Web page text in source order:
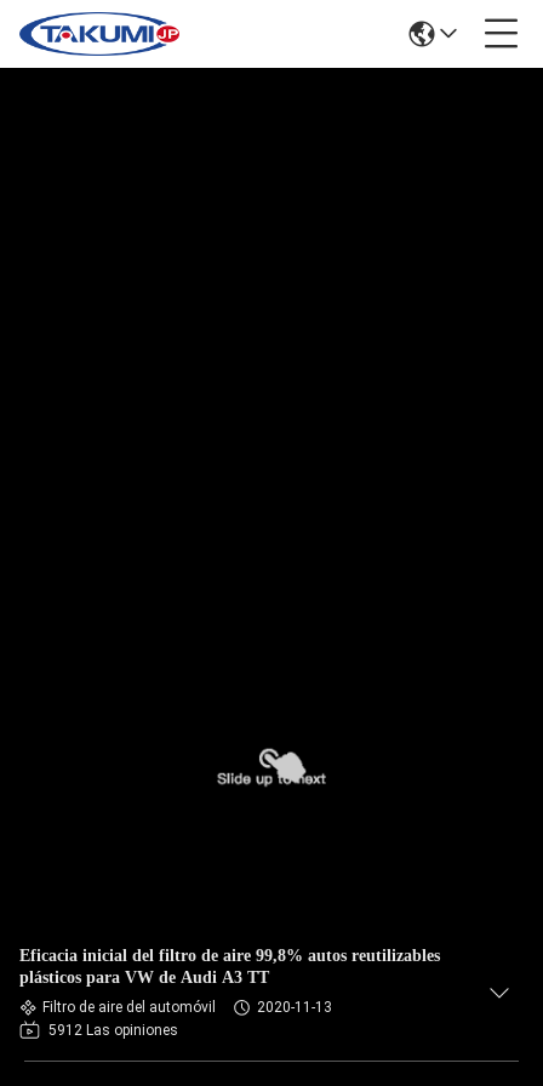
Eficacia inicial del filtro de aire 99,8% autos reutilizables
plásticos para VW de Audi A3 TT
Filtro de aire del automóvil
2020-11-13
5912 Las opiniones